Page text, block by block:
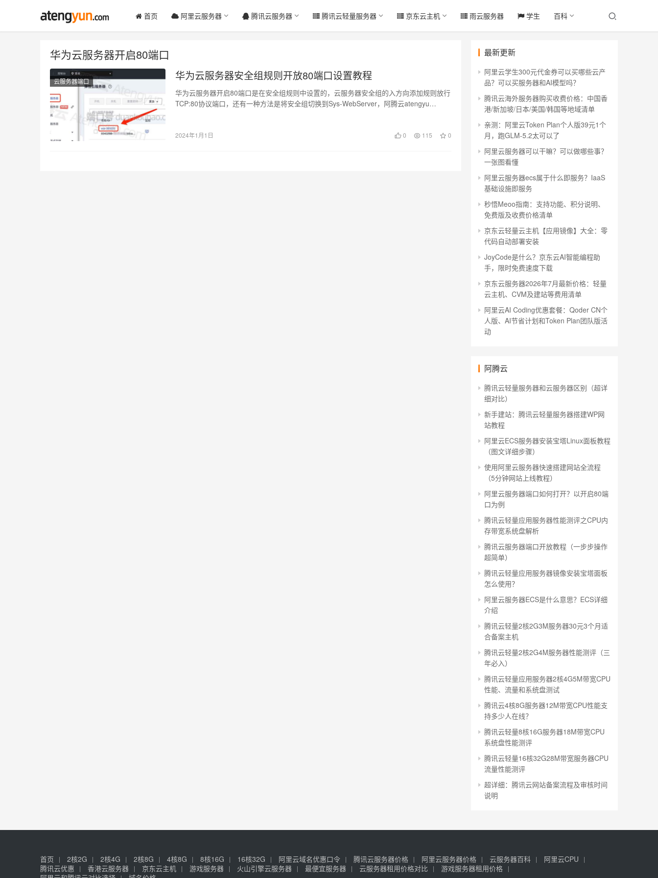
首页 阿里云服务器 腾讯云服务器 腾讯云轻量服务器 京东云主机 雨云服务器 学生 百科
华为云服务器开启80端口
云服务器端口 华为云服务器安全组规则开放80端口设置教程
华为云服务器开启80端口是在安全组规则中设置的，云服务器安全组的入方向添加规则放行
TCP:80协议端口，还有一种方法是将安全组切换到Sys-WebServer，阿腾云atengyu…
2024年1月1日 0 115 0
最新更新
阿里云学生300元代金券可以买哪些云产
品？可以买服务器和AI模型吗？
腾讯云海外服务器购买收费价格：中国香
港/新加坡/日本/美国/韩国等地域清单
亲测：阿里云Token Plan个人版39元1个
月，跑GLM-5.2太可以了
阿里云服务器可以干嘛？可以做哪些事？
一张图看懂
阿里云服务器ecs属于什么即服务？IaaS
基础设施即服务
秒悟Meoo指南：支持功能、积分说明、
免费版及收费价格清单
京东云轻量云主机【应用镜像】大全：零
代码自动部署安装
JoyCode是什么？京东云AI智能编程助
手，限时免费速度下载
京东云服务器2026年7月最新价格：轻量
云主机、CVM及建站等费用清单
阿里云AI Coding优惠套餐：Qoder CN个
人版、AI节省计划和Token Plan团队版活
动
阿腾云
腾讯云轻量服务器和云服务器区别（超详
细对比）
新手建站：腾讯云轻量服务器搭建WP网
站教程
阿里云ECS服务器安装宝塔Linux面板教程
（图文详细步骤）
使用阿里云服务器快速搭建网站全流程
（5分钟网站上线教程）
阿里云服务器端口如何打开？以开启80端
口为例
腾讯云轻量应用服务器性能测评之CPU内
存带宽系统盘解析
腾讯云服务器端口开放教程（一步步操作
超简单）
腾讯云轻量应用服务器镜像安装宝塔面板
怎么使用？
阿里云服务器ECS是什么意思？ECS详细
介绍
腾讯云轻量2核2G3M服务器30元3个月适
合备案主机
腾讯云轻量2核2G4M服务器性能测评（三
年必入）
腾讯云轻量应用服务器2核4G5M带宽CPU
性能、流量和系统盘测试
腾讯云4核8G服务器12M带宽CPU性能支
持多少人在线？
腾讯云轻量8核16G服务器18M带宽CPU
系统盘性能测评
腾讯云轻量16核32G28M带宽服务器CPU
流量性能测评
超详细：腾讯云网站备案流程及审核时间
说明
首页 2核2G 2核4G 2核8G 4核8G 8核16G 16核32G 阿里云域名优惠口令 腾讯云服务器价格 阿里云服务器价格 云服务器百科
阿里云CPU
腾讯云优惠
香港云服务器 京东云主机 游戏服务器 火山引擎云服务器 最便宜服务器 云服务器租用价格对比
游戏服务器租用价格